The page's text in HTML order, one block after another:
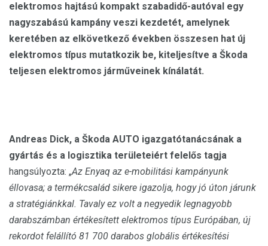
elektromos hajtású kompakt szabadidő-autóval egy
nagyszabású kampány veszi kezdetét, amelynek
keretében az elkövetkező években összesen hat új
elektromos típus mutatkozik be, kiteljesítve a Škoda
teljesen elektromos járműveinek kínálatát.
Andreas Dick, a Škoda AUTO igazgatótanácsának a
gyártás és a logisztika területeiért felelős tagja
hangsúlyozta: „Az Enyaq az e-mobilitási kampányunk
éllovasa; a termékcsalád sikere igazolja, hogy jó úton járunk
a stratégiánkkal. Tavaly ez volt a negyedik legnagyobb
darabszámban értékesített elektromos típus Európában, új
rekordot felállító 81 700 darabos globális értékesítési